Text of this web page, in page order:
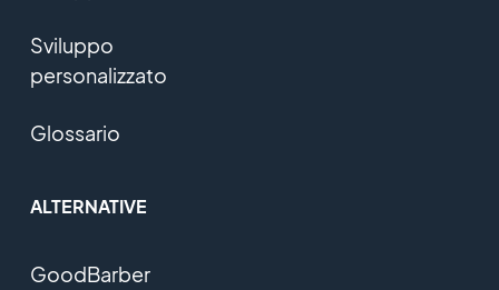
Sviluppo
personalizzato
Glossario
ALTERNATIVE
GoodBarber